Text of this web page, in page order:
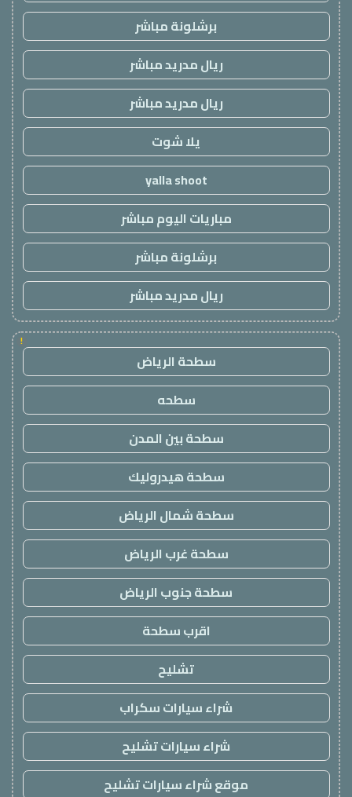
برشلونة مباشر
ريال مدريد مباشر
ريال مدريد مباشر
يلا شوت
yalla shoot
مباريات اليوم مباشر
برشلونة مباشر
ريال مدريد مباشر
!
سطحة الرياض
سطحه
سطحة بين المدن
سطحة هيدروليك
سطحة شمال الرياض
سطحة غرب الرياض
سطحة جنوب الرياض
اقرب سطحة
تشليح
شراء سيارات سكراب
شراء سيارات تشليح
موقع شراء سيارات تشليح